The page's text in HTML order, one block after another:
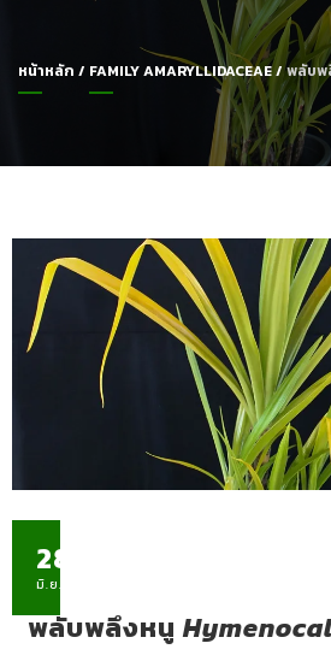
หน้าหลัก / FAMILY AMARYLLIDACEAE/พลับพ
28
มิ.ย.
พลับพลึงหนู